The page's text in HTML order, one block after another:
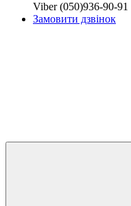
Viber (050)936-90-91
Замовити дзвінок